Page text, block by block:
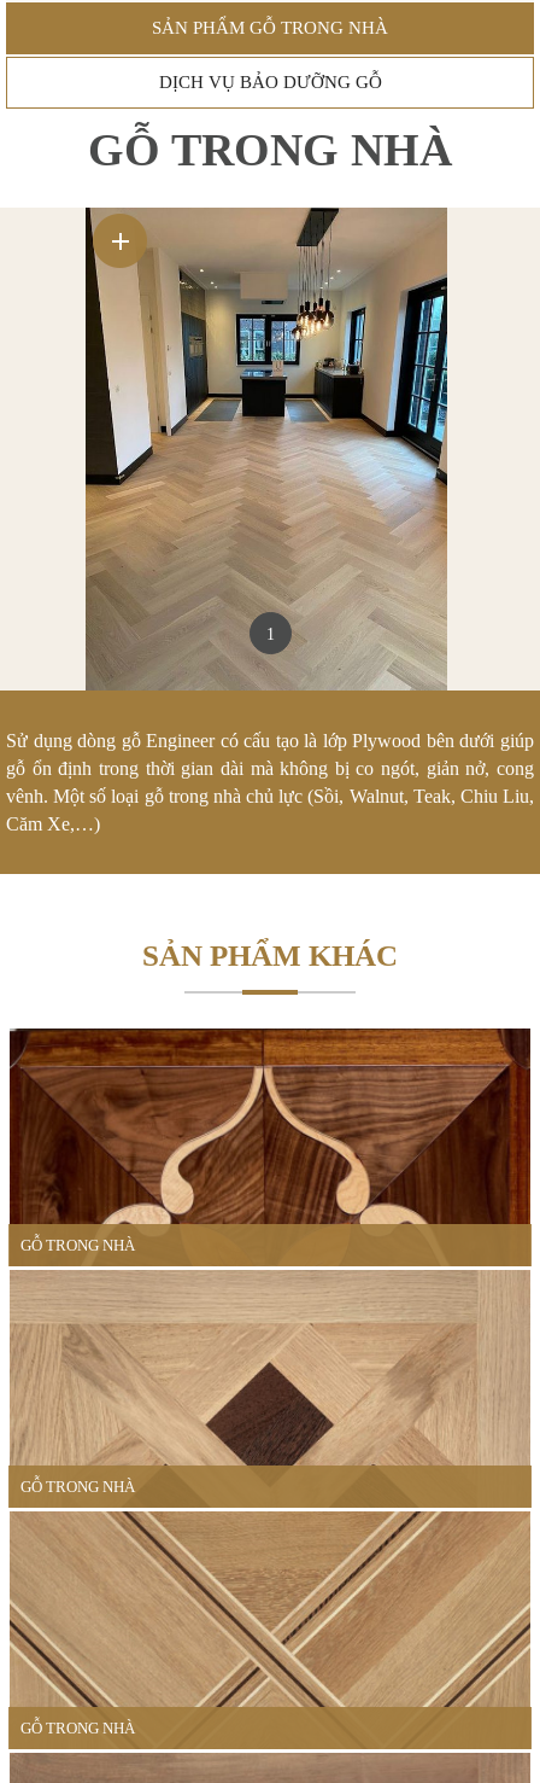
SẢN PHẨM GỖ TRONG NHÀ
DỊCH VỤ BẢO DƯỠNG GỖ
GỖ TRONG NHÀ
1
Sử dụng dòng gỗ Engineer có cấu tạo là lớp Plywood bên dưới giúp
gỗ ổn định trong thời gian dài mà không bị co ngót, giản nở, cong
vênh. Một số loại gỗ trong nhà chủ lực (Sồi, Walnut, Teak, Chiu Liu,
Căm Xe,…)
SẢN PHẨM KHÁC
GỖ TRONG NHÀ
GỖ TRONG NHÀ
GỖ TRONG NHÀ